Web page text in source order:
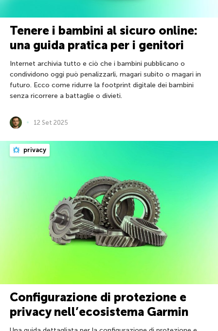
Tenere i bambini al sicuro online:
una guida pratica per i genitori
Internet archivia tutto e ciò che i bambini pubblicano o
condividono oggi può penalizzarli, magari subito o magari in
futuro. Ecco come ridurre la footprint digitale dei bambini
senza ricorrere a battaglie o divieti.
12 Set 2025
privacy
Configurazione di protezione e
privacy nell’ecosistema Garmin